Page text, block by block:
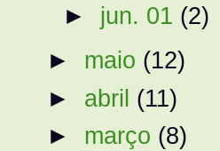
► jun. 01 (2)
► maio (12)
► abril (11)
► março (8)